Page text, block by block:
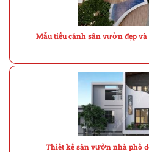
Mẫu tiểu cảnh sân vườn đẹp
Thiết kế sân vườn nhà phố